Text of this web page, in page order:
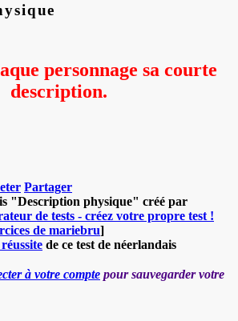
personnage sa courte
description.
Partager
"Description physique" créé par
de tests - créez votre propre test !
de mariebru]
de ce test de néerlandais
à votre compte pour sauvegarder votre